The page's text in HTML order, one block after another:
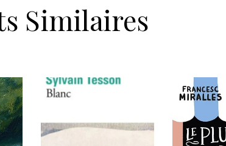
Similaires